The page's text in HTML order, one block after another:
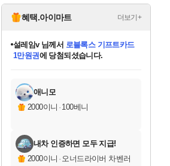
혜택.아이마트 더보기+
당첨되셨습니다.
당첨되셨습니다.
설레임v님께서 로블록스 기프트카드
1만원권에 당첨되셨습니다.
당첨되셨습니다.
당첨되셨습니다.
에디션 (스팀코드)
당첨되셨습니다.
당첨되셨습니다.
당첨되셨습니다.
당첨되셨습니다.
애니모
2000이니 · 100베니
내차 인증하면 모두 지급!
2000이니 · 오너드라이버 차벤러